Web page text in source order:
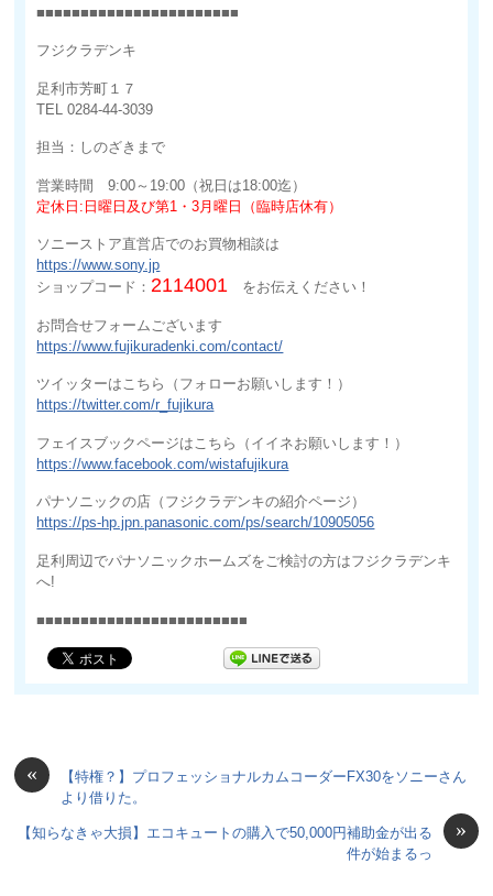
■■■■■■■■■■■■■■■■■■■■■■■
フジクラデンキ
足利市芳町１７
TEL 0284-44-3039
担当：しのざきまで
営業時間 9:00～19:00（祝日は18:00迄）
定休日:日曜日及び第1・3月曜日（臨時店休有）
ソニーストア直営店でのお買物相談は
https://www.sony.jp
ショップコード：2114001 をお伝えください！
お問合せフォームございます
https://www.fujikuradenki.com/contact/
ツイッターはこちら（フォローお願いします！）
https://twitter.com/r_fujikura
フェイスブックページはこちら（イイネお願いします！）
https://www.facebook.com/wistafujikura
パナソニックの店（フジクラデンキの紹介ページ）
https://ps-hp.jpn.panasonic.com/ps/search/10905056
足利周辺でパナソニックホームズをご検討の方はフジクラデンキ
へ!
■■■■■■■■■■■■■■■■■■■■■■■■
«
【特権？】プロフェッショナルカムコーダーFX30をソニーさん
より借りた。
»
【知らなきゃ大損】エコキュートの購入で50,000円補助金が出る
件が始まるっ